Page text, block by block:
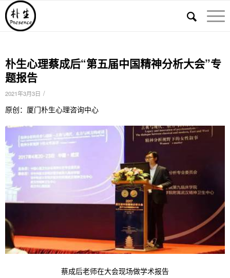
朴生心理蔡成后“第五届中国精神分析大会”专
题报告
2021年3月3日 /
原创：厦门朴生心理咨询中心
蔡成后老师在大会现场做学术报告